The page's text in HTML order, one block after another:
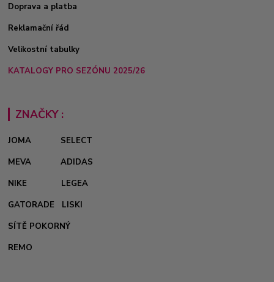
Doprava a platba
Reklamační řád
Velikostní tabulky
KATALOGY PRO SEZÓNU 2025/26
ZNAČKY :
JOMA
SELECT
MEVA
ADIDAS
NIKE
LEGEA
GATORADE
LISKI
SÍTĚ POKORNÝ
REMO